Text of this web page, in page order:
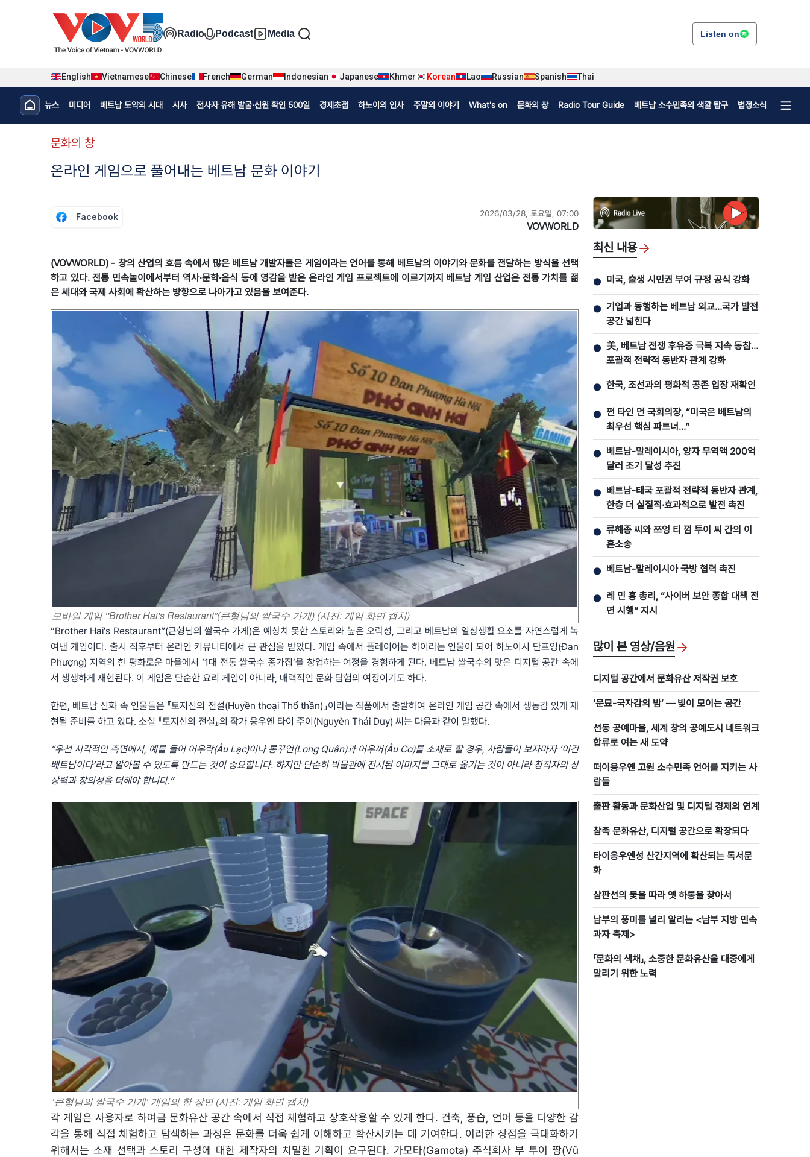
Đa phương tiện tiếng Hàn
Radio Podcast Media Listen on
English Vietnamese Chinese French German Indonesian Japanese Khmer Korean Lao Russian Spanish Thai
Menu trang chủ tiếng Hàn
뉴스 미디어 베트남 도약의 시대 시사 전사자 유해 발굴·신원 확인 500일 경제초점 하노이의 인사 주말의 이야기 What's on 문화의 창 Radio Tour Guide 베트남 소수민족의 색깔 탐구 법정소식
menu phụ tiếng Hàn
문화의 창
온라인 게임으로 풀어내는 베트남 문화 이야기
Facebook 2026/03/28, 토요일, 07:00
VOVWORLD
(VOVWORLD) - 창의 산업의 흐름 속에서 많은 베트남 개발자들은 게임이라는 언어를 통해 베트남의 이야기와 문화를 전달하는 방식을 선택
하고 있다. 전통 민속놀이에서부터 역사∙문학∙음식 등에 영감을 받은 온라인 게임 프로젝트에 이르기까지 베트남 게임 산업은 전통 가치를 젊
은 세대와 국제 사회에 확산하는 방향으로 나아가고 있음을 보여준다.
모바일 게임 ‘'Brother Hai's Restaurant”(큰형님의 쌀국수 가게) (사진: 게임 화면 캡처)
“Brother Hai's Restaurant”(큰형님의 쌀국수 가게)은 예상치 못한 스토리와 높은 오락성, 그리고 베트남의 일상생활 요소를 자연스럽게 녹
여낸 게임이다. 출시 직후부터 온라인 커뮤니티에서 큰 관심을 받았다. 게임 속에서 플레이어는 하이라는 인물이 되어 하노이시 단프엉(Đan
Phượng) 지역의 한 평화로운 마을에서 ‘1대 전통 쌀국수 종가집’을 창업하는 여정을 경험하게 된다. 베트남 쌀국수의 맛은 디지털 공간 속에
서 생생하게 재현된다. 이 게임은 단순한 요리 게임이 아니라, 매력적인 문화 탐험의 여정이기도 하다.
한편, 베트남 신화 속 인물들은 『토지신의 전설(Huyền thoại Thổ thần)』이라는 작품에서 출발하여 온라인 게임 공간 속에서 생동감 있게 재
현될 준비를 하고 있다. 소설 『토지신의 전설』의 작가 응우옌 타이 주이(Nguyễn Thái Duy) 씨는 다음과 같이 말했다.
“우선 시각적인 측면에서, 예를 들어 어우락(Âu Lạc)이나 롱꾸언(Long Quân)과 어우꺼(Âu Cơ)를 소재로 할 경우, 사람들이 보자마자 ‘이건
베트남이다’라고 알아볼 수 있도록 만드는 것이 중요합니다. 하지만 단순히 박물관에 전시된 이미지를 그대로 옮기는 것이 아니라 창작자의 상
상력과 창의성을 더해야 합니다.”
‘큰형님의 쌀국수 가게’ 게임의 한 장면 (사진: 게임 화면 캡처)
각 게임은 사용자로 하여금 문화유산 공간 속에서 직접 체험하고 상호작용할 수 있게 한다. 건축, 풍습, 언어 등을 다양한 감
각을 통해 직접 체험하고 탐색하는 과정은 문화를 더욱 쉽게 이해하고 확산시키는 데 기여한다. 이러한 장점을 극대화하기
위해서는 소재 선택과 스토리 구성에 대한 제작자의 치밀한 기획이 요구된다. 가모타(Gamota) 주식회사 부 투이 짱(Vũ
최신 내용
● 미국, 출생 시민권 부여 규정 공식 강화
● 기업과 동행하는 베트남 외교…국가 발전
공간 넓힌다
● 美, 베트남 전쟁 후유증 극복 지속 동참…
포괄적 전략적 동반자 관계 강화
● 한국, 조선과의 평화적 공존 입장 재확인
● 쩐 타인 먼 국회의장, “미국은 베트남의
최우선 핵심 파트너…”
● 베트남-말레이시아, 양자 무역액 200억
달러 조기 달성 추진
● 베트남-태국 포괄적 전략적 동반자 관계,
한층 더 실질적·효과적으로 발전 촉진
● 류해종 씨와 쯔엉 티 껌 투이 씨 간의 이
혼소송
● 베트남-말레이시아 국방 협력 촉진
● 레 민 흥 총리, “사이버 보안 종합 대책 전
면 시행” 지시
많이 본 영상/음원
디지털 공간에서 문화유산 저작권 보호
‘문묘-국자감의 밤’ ― 빛이 모이는 공간
선동 공예마을, 세계 창의 공예도시 네트워크
합류로 여는 새 도약
떠이응우옌 고원 소수민족 언어를 지키는 사
람들
출판 활동과 문화산업 및 디지털 경제의 연계
참족 문화유산, 디지털 공간으로 확장되다
타이응우옌성 산간지역에 확산되는 독서문
화
삼판선의 돛을 따라 옛 하롱을 찾아서
남부의 풍미를 널리 알리는 <남부 지방 민속
과자 축제>
「문화의 색채」, 소중한 문화유산을 대중에게
알리기 위한 노력